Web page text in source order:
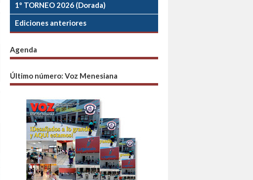
1º TORNEO 2026 (Dorada)
Ediciones anteriores
Agenda
Último número: Voz Menesiana